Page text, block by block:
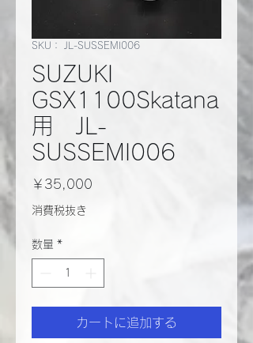
SKU： JL-SUSSEMI006
SUZUKI
GSX1100Skatana
用 JL-
SUSSEMI006
￥35,000
消費税抜き
数量 *
カートに追加する